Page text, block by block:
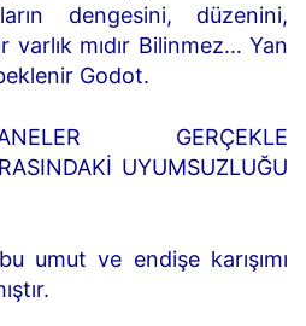
dengesini, düzenini,
varlık mıdır Bilinmez… Yan
Godot.
GERÇEKLE
UYUMSUZLUĞU
umut ve endişe karışımı